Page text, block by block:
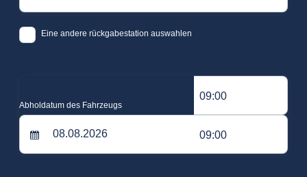
Eine andere rückgabestation auswahlen
Abholdatum des Fahrzeugs
09:00
09:00